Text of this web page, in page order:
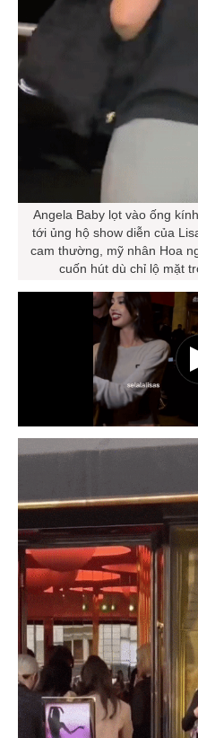
Angela Baby lọt vào ống
tới ủng hộ show diễn của
cam thường, mỹ nhân Hoa
cuốn hút dù chỉ lộ mặt